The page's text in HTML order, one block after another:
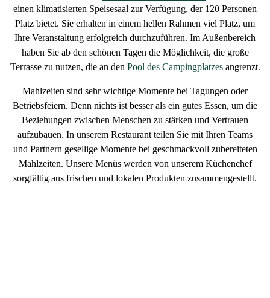
einen klimatisierten Speisesaal zur Verfügung, der 120 Personen
Platz bietet. Sie erhalten in einem hellen Rahmen viel Platz, um
Ihre Veranstaltung erfolgreich durchzuführen. Im Außenbereich
haben Sie ab den schönen Tagen die Möglichkeit, die große
Terrassezu nutzen, die an den Pool des Campingplatzesangrenzt.
Mahlzeiten sind sehr wichtige Momente bei Tagungen oder
Betriebsfeiern. Denn nichts ist besser als ein gutes Essen, um die
Beziehungen zwischen Menschen zu stärken und Vertrauen
aufzubauen. In unserem Restaurant teilen Sie mit Ihren Teams
und Partnern gesellige Momentebei geschmackvoll zubereiteten
Mahlzeiten. Unsere Menüs werden von unserem Küchenchef
sorgfältig aus frischen und lokalen Produkten zusammengestellt.